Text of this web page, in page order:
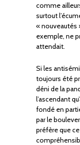
comme
surtout
« nouveautés
exemple, ne
attendait.
Si les
toujours été
déni de la
l’ascendant
fondé en
par le
préfère que